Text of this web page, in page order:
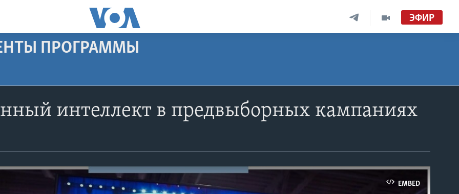
ЭФИР
ПРОГРАММЫ
интеллект в предвыборных кампаниях
EMBED